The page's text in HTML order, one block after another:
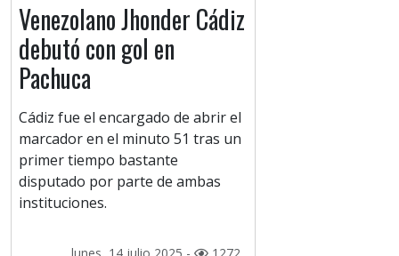
Venezolano Jhonder Cádiz
debutó con gol en
Pachuca
Cádiz fue el encargado de abrir el
marcador en el minuto 51 tras un
primer tiempo bastante
disputado por parte de ambas
instituciones.